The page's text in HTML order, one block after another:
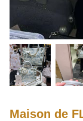
Maison de